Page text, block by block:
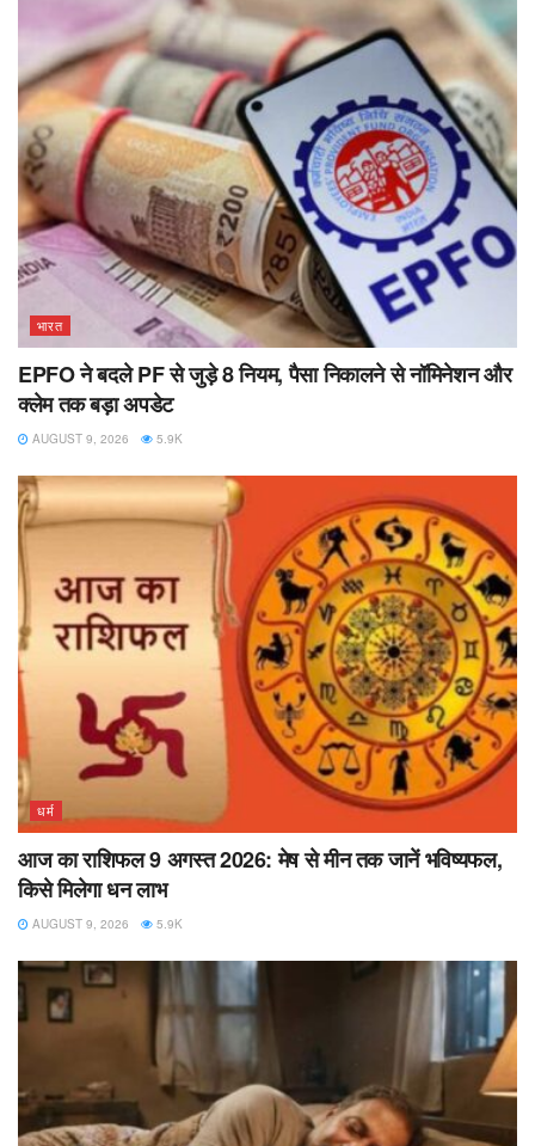
भारत
EPFO ने बदले PF से जुड़े 8 नियम, पैसा निकालने से नॉमिनेशन और
क्लेम तक बड़ा अपडेट
AUGUST 9, 2026 5.9K
धर्म
आज का राशिफल 9 अगस्त 2026: मेष से मीन तक जानें भविष्यफल,
किसे मिलेगा धन लाभ
AUGUST 9, 2026 5.9K